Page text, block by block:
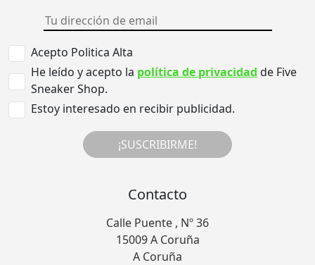
Acepto Politica Alta
He leído y acepto la política de privacidad de Five
Sneaker Shop.
Estoy interesado en recibir publicidad.
¡SUSCRIBIRME!
Contacto
Calle Puente , Nº 36
15009 A Coruña
A Coruña